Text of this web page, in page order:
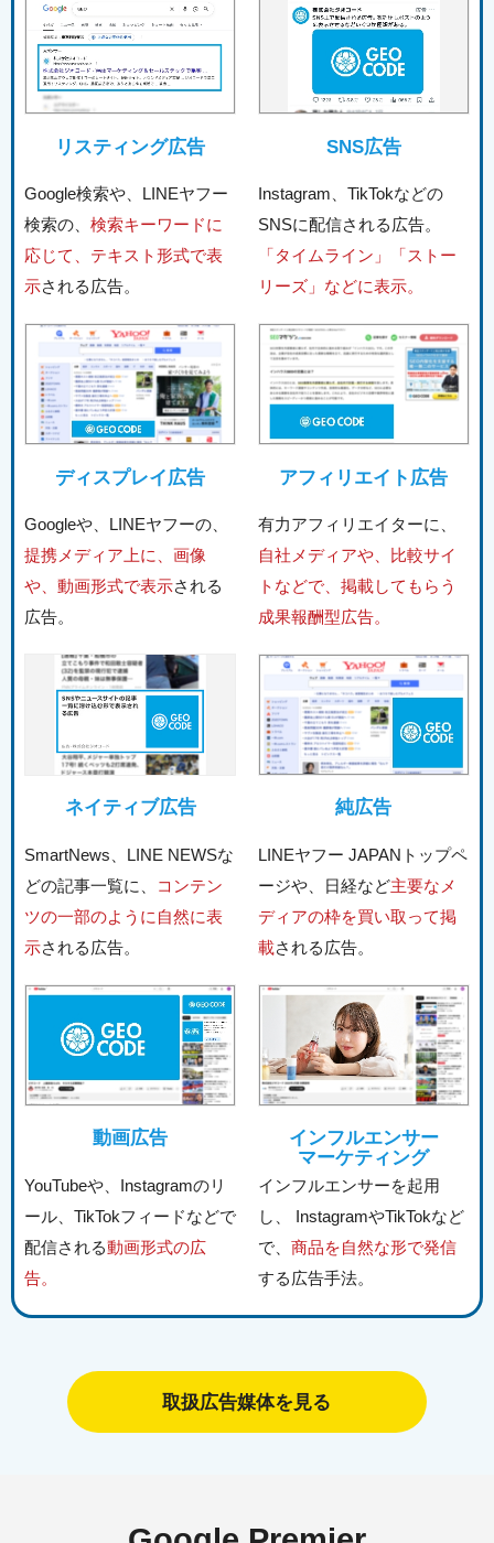
リスティング広告
Google検索や、LINEヤフー
検索の、検索キーワードに
応じて、テキスト形式で表
示される広告。
SNS広告
Instagram、TikTokなどの
SNSに配信される広告。
「タイムライン」「ストー
リーズ」などに表示。
ディスプレイ広告
Googleや、LINEヤフーの、
提携メディア上に、画像
や、動画形式で表示される
広告。
アフィリエイト広告
有力アフィリエイターに、
自社メディアや、比較サイ
トなどで、掲載してもらう
成果報酬型広告。
ネイティブ広告
SmartNews、LINE NEWSな
どの記事一覧に、
コンテン
ツの一部のように自然に表
示される広告。
純広告
LINEヤフー JAPANトップペ
ージや、日経など主要なメ
ディアの枠を買い取って掲
載される広告。
動画広告
YouTubeや、Instagramのリ
ール、TikTokフィードなどで
配信される動画形式の広
告。
インフルエンサー
マーケティング
インフルエンサーを起用
し、 InstagramやTikTokなど
で、 商品を自然な形で発信
する広告手法。
取扱広告媒体を見る